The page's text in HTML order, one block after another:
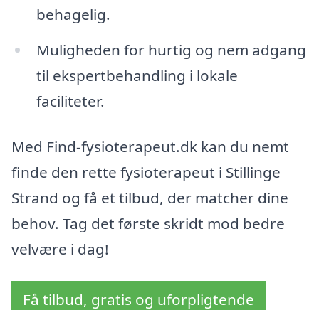
behagelig.
Muligheden for hurtig og nem adgang
til ekspertbehandling i lokale
faciliteter.
Med Find-fysioterapeut.dk kan du nemt
finde den rette fysioterapeut i Stillinge
Strand og få et tilbud, der matcher dine
behov. Tag det første skridt mod bedre
velvære i dag!
Få tilbud, gratis og uforpligtende